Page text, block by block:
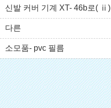
신발 커버 기계 XT- 46b로( ⅱ)
다른
소모품- pvc 필름